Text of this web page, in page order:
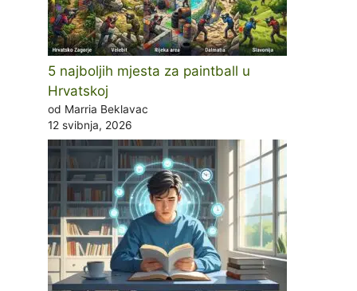
5 najboljih mjesta za paintball u
Hrvatskoj
od Marria Beklavac
12 svibnja, 2026